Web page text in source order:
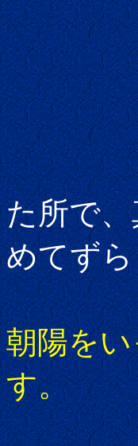
その
た所で
めてず
うー
朝陽を
す。
その